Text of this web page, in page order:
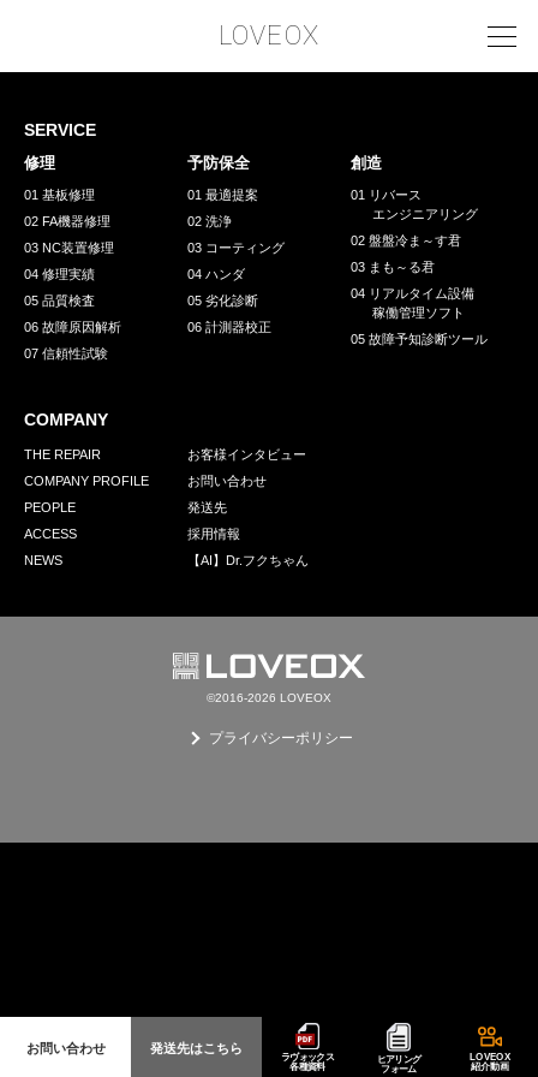
LOVEOX
PHILOSOPHY
COMPANY PROFILE
会社情報
SERVICE
サービス内容
INTERVIEW
お客様インタビュー
RECRUIT
/ 発送先
お問い合わせ 発送先はこちら
ラヴォックス
各種資料
ヒアリング
フォーム
LOVEOX
紹介動画
SERVICE
修理
01 基板修理
02 FA機器修理
03 NC装置修理
04 修理実績
05 品質検査
06 故障原因解析
07 信頼性試験
予防保全
01 最適提案
02 洗浄
03 コーティング
04 ハンダ
05 劣化診断
06 計測器校正
創造
01 リバース
エンジニアリング
02 盤盤冷ま～す君
03 まも～る君
04 リアルタイム設備
稼働管理ソフト
05 故障予知診断ツール
COMPANY
THE REPAIR
COMPANY PROFILE
PEOPLE
ACCESS
NEWS
お客様インタビュー
お問い合わせ
発送先
採用情報
【AI】Dr.フクちゃん
©2016-2026 LOVEOX
プライバシーポリシー